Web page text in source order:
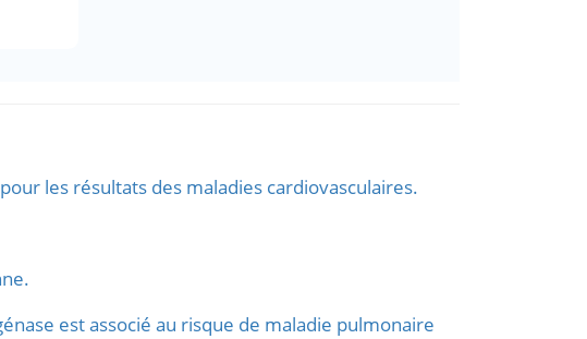
les résultats des maladies cardiovasculaires.
est associé au risque de maladie pulmonaire